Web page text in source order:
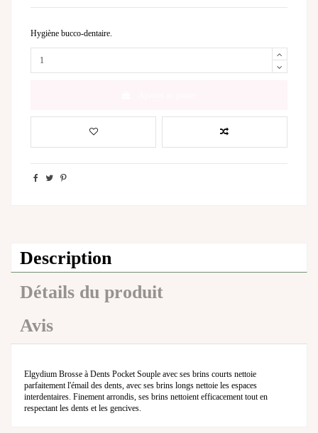
Hygiène bucco-dentaire.
Description
Détails du produit
Avis
Elgydium Brosse à Dents Pocket Souple avec ses brins courts nettoie
parfaitement l'émail des dents, avec ses brins longs nettoie les espaces
interdentaires. Finement arrondis, ses brins nettoient efficacement tout en
respectant les dents et les gencives.